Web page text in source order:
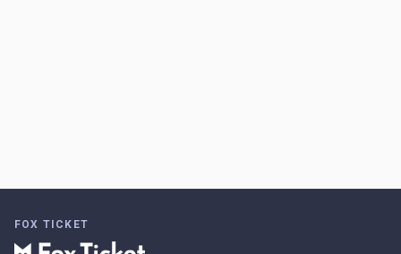
FOX TICKET